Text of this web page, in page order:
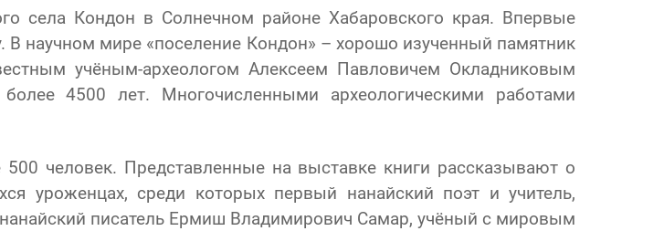
села Кондон в Солнечном районе Хабаровского края. Впервые
В научном мире «поселение Кондон» – хорошо изученный памятник
учёным-археологом Алексеем Павловичем Окладниковым
4500 лет. Многочисленными археологическими работами
человек. Представленные на выставке книги рассказывают о
уроженцах, среди которых первый нанайский поэт и учитель,
писатель Ермиш Владимирович Самар, учёный с мировым